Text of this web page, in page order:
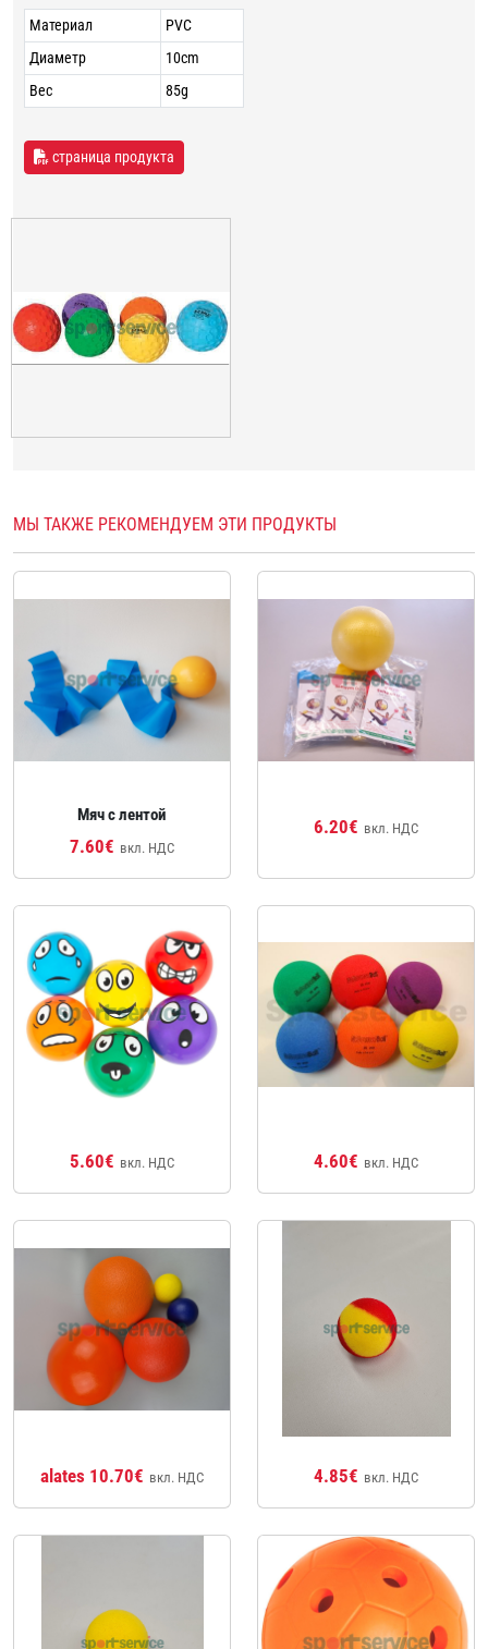
Материал
PVC
Диаметр
10cm
Вес
85g
страница продукта
МЫ ТАКЖЕ РЕКОМЕНДУЕМ ЭТИ ПРОДУКТЫ
Мяч с лентой
7.60€ вкл. НДС
6.20€ вкл. НДС
5.60€ вкл. НДС 4.60€ вкл. НДС
alates 10.70€ вкл. НДС 4.85€ вкл. НДС